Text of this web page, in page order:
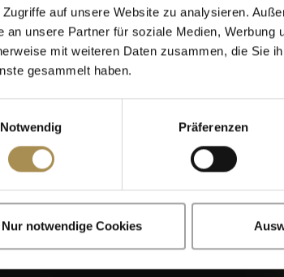
Zugriffe auf unsere Website zu analysieren.
an unsere Partner für soziale Medien,
mit weiteren Daten zusammen, die Sie
gesammelt haben.
Notwendig
Präferenzen
Nur notwendige Cookies
Wann
Zigarren und Zigarillos sind Genussmittel für
Indem Sie diese Seite betreten, stimmen Sie